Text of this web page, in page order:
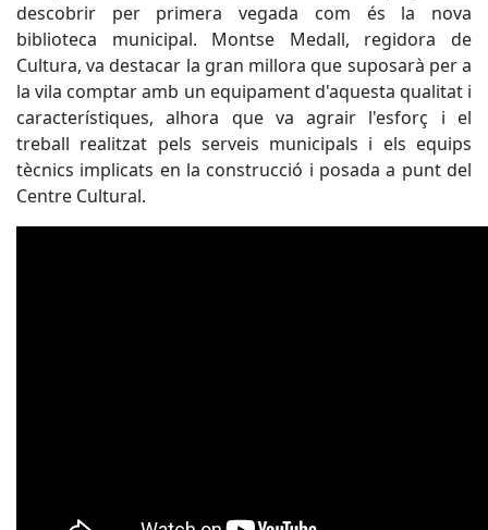
descobrir per primera vegada com és la nova
biblioteca municipal. Montse Medall, regidora de
Cultura, va destacar la gran millora que suposarà per a
la vila comptar amb un equipament d'aquesta qualitat i
característiques, alhora que va agrair l'esforç i el
treball realitzat pels serveis municipals i els equips
tècnics implicats en la construcció i posada a punt del
Centre Cultural.